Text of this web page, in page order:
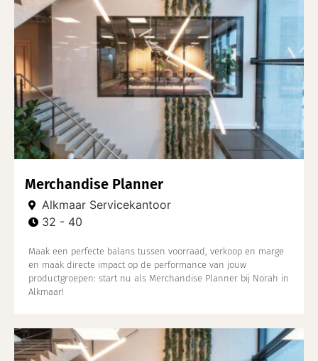
Merchandise Planner
Alkmaar Servicekantoor
32 - 40
Maak een perfecte balans tussen voorraad, verkoop en marge
en maak directe impact op de performance van jouw
productgroepen: start nu als Merchandise Planner bij Norah in
Alkmaar!